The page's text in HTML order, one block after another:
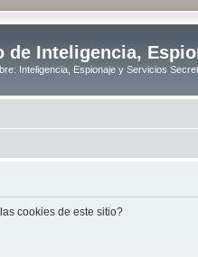
de Inteligencia,
Inteligencia, Espionaje y Servicios
cookies de este sitio?